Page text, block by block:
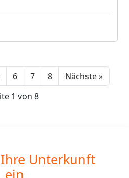
6 7 8 Nächste »Next
1 von 8
Unterkunft